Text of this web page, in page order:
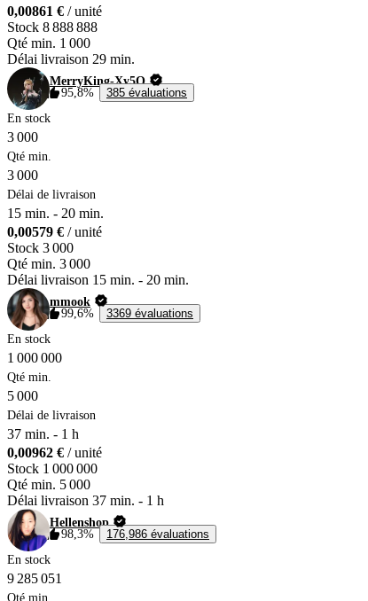
0,00861 € / unité
Stock 8 888 888
Qté min. 1 000
Délai livraison 29 min.
MerryKing-Xy5O
95,8%
385 évaluations
En stock
3 000
Qté min.
3 000
Délai de livraison
15 min. - 20 min.
0,00579 € / unité
Stock 3 000
Qté min. 3 000
Délai livraison 15 min. - 20 min.
mmook
99,6%
3369 évaluations
En stock
1 000 000
Qté min.
5 000
Délai de livraison
37 min. - 1 h
0,00962 € / unité
Stock 1 000 000
Qté min. 5 000
Délai livraison 37 min. - 1 h
Hellenshop
98,3%
176,986 évaluations
En stock
9 285 051
Qté min.